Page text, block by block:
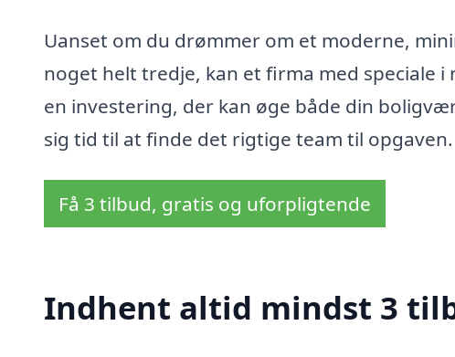
Uanset om du drømmer om et moderne,
noget helt tredje, kan et firma med speciale i
en investering, der kan øge både din
sig tid til at finde det rigtige team til opgaven.
Få 3 tilbud, gratis og uforpligtende
Indhent altid mindst 3